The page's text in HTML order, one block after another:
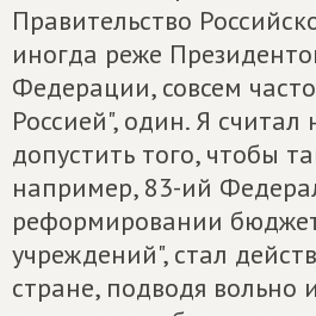
Правительство
иногда реже
Федерации, совсем
Россией", один. Я
допустить того, чтобы
например, 83-ий
реформировании
учреждений", стал
стране, подводя вольно